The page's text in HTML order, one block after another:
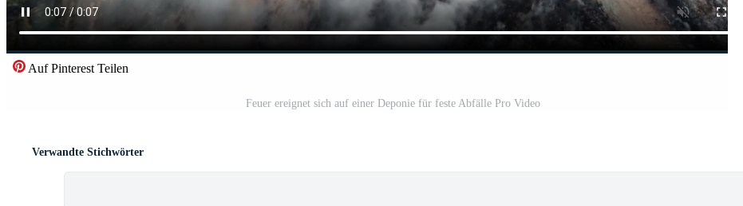
Auf Pinterest Teilen
Feuer ereignet sich auf einer Deponie für feste Abfälle Pro Video
Verwandte Stichwörter